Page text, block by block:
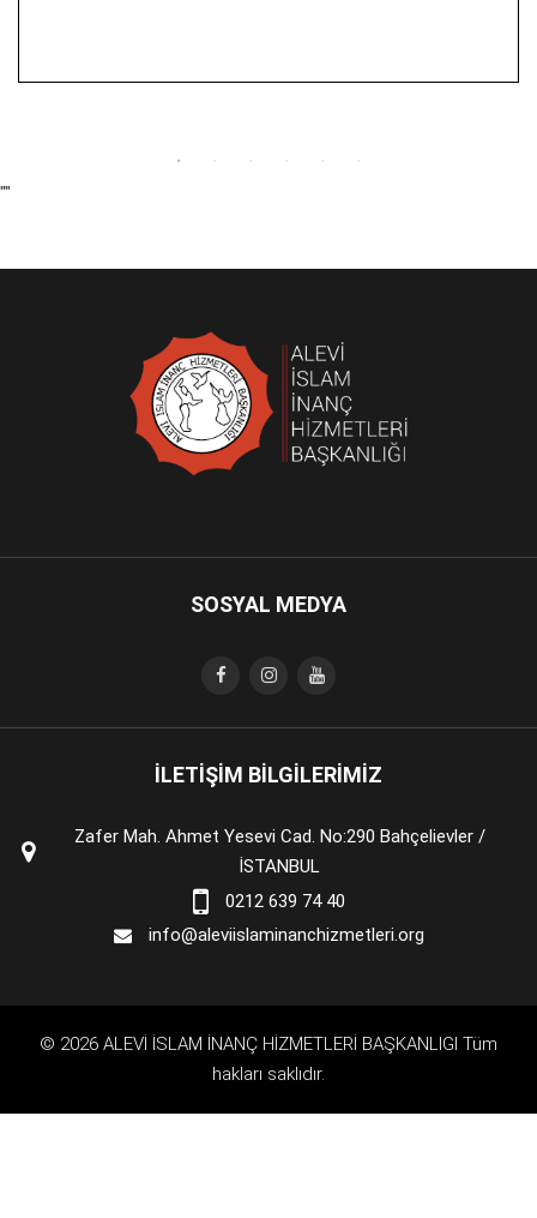
""
SOSYAL MEDYA
İLETİŞİM BİLGİLERİMİZ
Zafer Mah. Ahmet Yesevi Cad. No:290 Bahçelievler /
İSTANBUL
0212 639 74 40
info@aleviislaminanchizmetleri.org
© 2026 ALEVİ İSLAM İNANÇ HİZMETLERİ BAŞKANLIGI Tüm
hakları saklıdır.